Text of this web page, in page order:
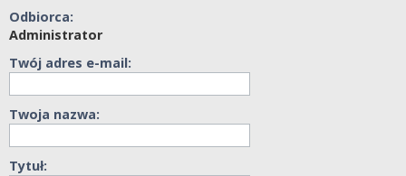
Odbiorca:
Administrator
Twój adres e-mail:
Twoja nazwa:
Tytuł: